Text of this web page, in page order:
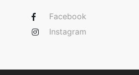
Facebook
Instagram